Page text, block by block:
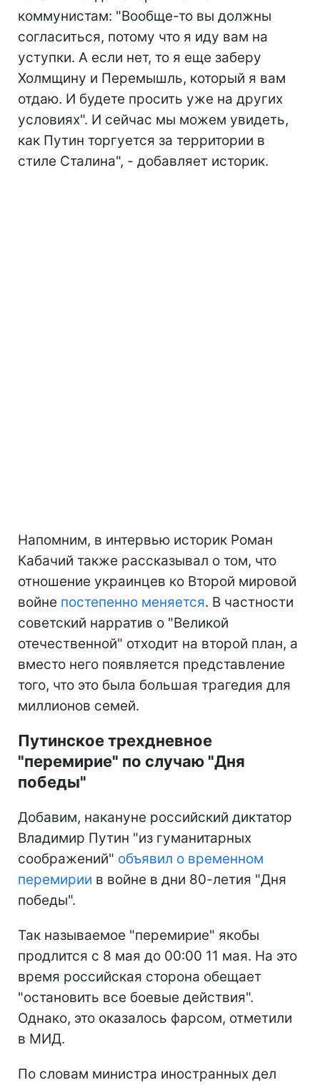
коммунистам: "Вообще-то вы должны
согласиться, потому что я иду вам на
уступки. А если нет, то я еще заберу
Холмщину и Перемышль, который я вам
отдаю. И будете просить уже на других
условиях". И сейчас мы можем увидеть,
как Путин торгуется за территории в
стиле Сталина", - добавляет историк.
Напомним, в интервью историк Роман
Кабачий также рассказывал о том, что
отношение украинцев ко Второй мировой
войне постепенно меняется. В частности
советский нарратив о "Великой
отечественной" отходит на второй план, а
вместо него появляется представление
того, что это была большая трагедия для
миллионов семей.
Путинское трехдневное
"перемирие" по случаю "Дня
победы"
Добавим, накануне российский диктатор
Владимир Путин "из гуманитарных
соображений" объявил о временном
перемирии в войне в дни 80-летия "Дня
победы".
Так называемое "перемирие" якобы
продлится с 8 мая до 00:00 11 мая. На это
время российская сторона обещает
"остановить все боевые действия".
Однако, это оказалось фарсом, отметили
в МИД.
По словам министра иностранных дел